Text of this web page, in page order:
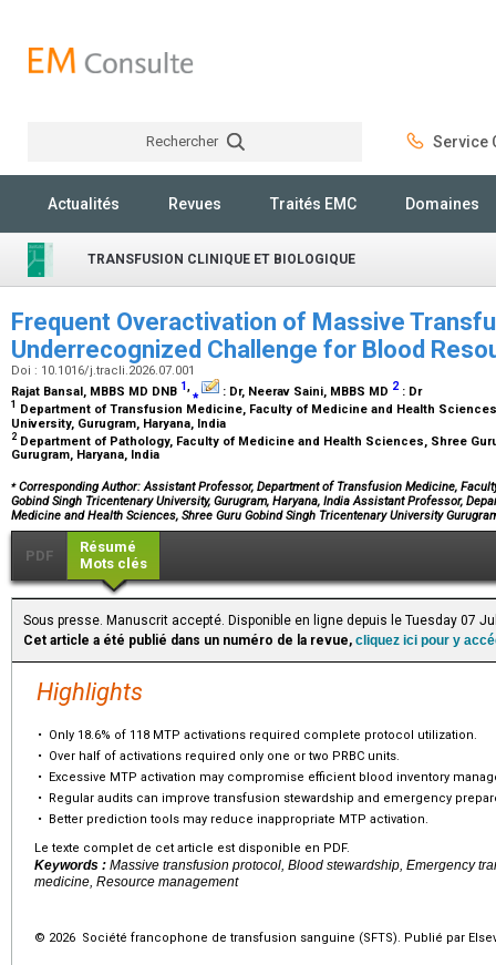
Rechercher Service
Actualités Revues Traités EMC Domaines
TRANSFUSION CLINIQUE ET BIOLOGIQUE
Frequent Overactivation of Massive
Underrecognized Challenge for Blood
Doi : 10.1016/j.tracli.2026.07.001
Rajat Bansal, MBBS MD DNB 1,⁎ : Dr, Neerav Saini, MBBS MD 2: Dr
1 Department of Transfusion Medicine, Faculty of Medicine and Health
University, Gurugram, Haryana, India
2 Department of Pathology, Faculty of Medicine and Health Sciences, Shree
Gurugram, Haryana, India
⁎Corresponding Author: Assistant Professor, Department of Transfusion Medicine,
Gobind Singh Tricentenary University, Gurugram, Haryana, India Assistant Professor,
Medicine and Health Sciences, Shree Guru Gobind Singh Tricentenary University
PDF
Résumé
Mots clés
Sous presse. Manuscrit accepté. Disponible en ligne depuis le Tuesday 07
Cet article a été publié dans un numéro de la revue, cliquez ici pour y
Highlights
•
Only 18.6% of 118 MTP activations required complete protocol utilization.
•
Over half of activations required only one or two PRBC units.
•
Excessive MTP activation may compromise efficient blood inventory
•
Regular audits can improve transfusion stewardship and emergency
•
Better prediction tools may reduce inappropriate MTP activation.
Le texte complet de cet article est disponible en PDF.
Keywords : Massive transfusion protocol, Blood stewardship, Emergency
medicine, Resource management
© 2026 Société francophone de transfusion sanguine (SFTS). Publié par